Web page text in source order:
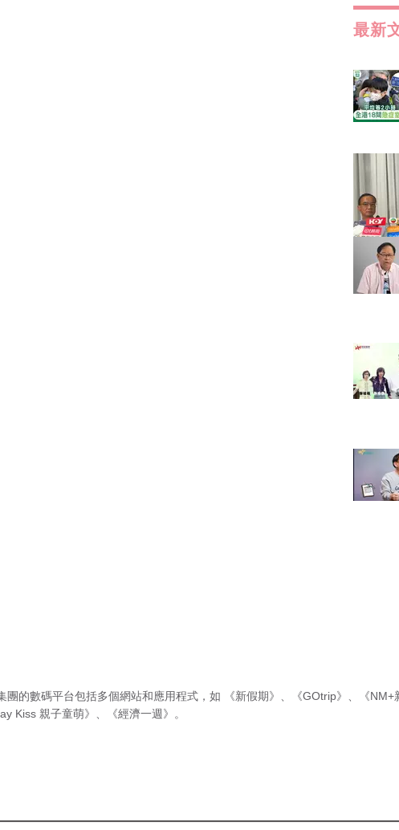
最新
團的數碼平台包括多個網站和應用程式，如 《新假期》 《GOtrip》 《NM+
Kiss 親子童萌》
《經濟一週》 。